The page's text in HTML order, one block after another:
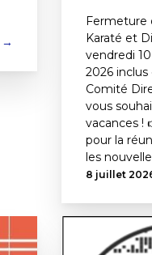
→
Fermeture
Karaté et
vendredi
2026
Comité
vous
vacances !
pour la
les
8 juillet